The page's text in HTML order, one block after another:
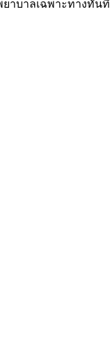
ยาบาลเฉพาะทางทันที